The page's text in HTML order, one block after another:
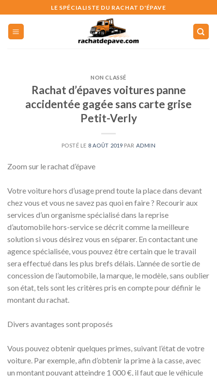
to
content
LE SPÉCIALISTE DU RACHAT D'ÉPAVE
NON CLASSÉ
Rachat d’épaves voitures panne
accidentée gagée sans carte grise
Petit-Verly
POSTÉ LE 8 AOÛT 2019 PAR ADMIN
Zoom sur le rachat d’épave
Votre voiture hors d’usage prend toute la place dans devant
chez vous et vous ne savez pas quoi en faire ? Recourir aux
services d’un organisme spécialisé dans la reprise
d’automobile hors-service se décrit comme la meilleure
solution si vous désirez vous en séparer. En contactant une
agence spécialisée, vous pouvez être certain que le travail
sera effectué dans les plus brefs délais. L’année de sortie de
concession de l’automobile, la marque, le modèle, sans oublier
son état, tels sont les critères pris en compte pour définir le
montant du rachat.
Divers avantages sont proposés
Vous pouvez obtenir quelques primes, suivant l’état de votre
voiture. Par exemple, afin d’obtenir la prime à la casse, avec
un montant pouvant atteindre 1 000 €, il faut que le véhicule